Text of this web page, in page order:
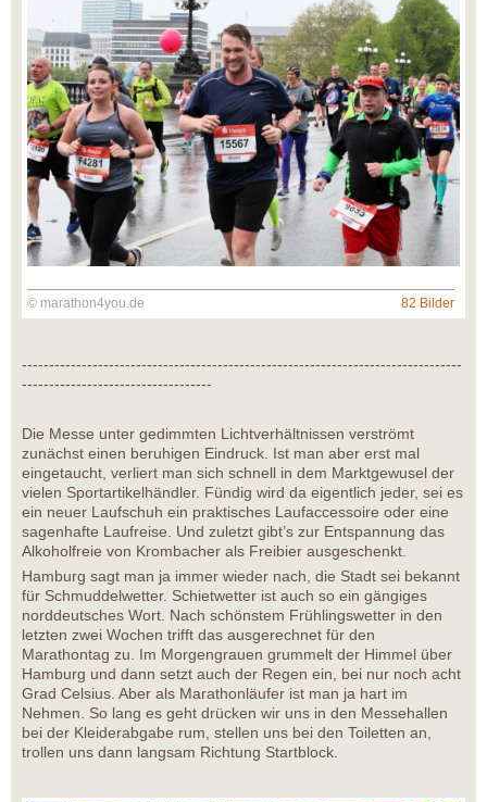
© marathon4you.de 82 Bilder
---------------------------------------------------------------------------------
-----------------------------------
Die Messe unter gedimmten Lichtverhältnissen verströmt
zunächst einen beruhigen Eindruck. Ist man aber erst mal
eingetaucht, verliert man sich schnell in dem Marktgewusel der
vielen Sportartikelhändler. Fündig wird da eigentlich jeder, sei es
ein neuer Laufschuh ein praktisches Laufaccessoire oder eine
sagenhafte Laufreise. Und zuletzt gibt’s zur Entspannung das
Alkoholfreie von Krombacher als Freibier ausgeschenkt.
Hamburg sagt man ja immer wieder nach, die Stadt sei bekannt
für Schmuddelwetter. Schietwetter ist auch so ein gängiges
norddeutsches Wort. Nach schönstem Frühlingswetter in den
letzten zwei Wochen trifft das ausgerechnet für den
Marathontag zu. Im Morgengrauen grummelt der Himmel über
Hamburg und dann setzt auch der Regen ein, bei nur noch acht
Grad Celsius. Aber als Marathonläufer ist man ja hart im
Nehmen. So lang es geht drücken wir uns in den Messehallen
bei der Kleiderabgabe rum, stellen uns bei den Toiletten an,
trollen uns dann langsam Richtung Startblock.